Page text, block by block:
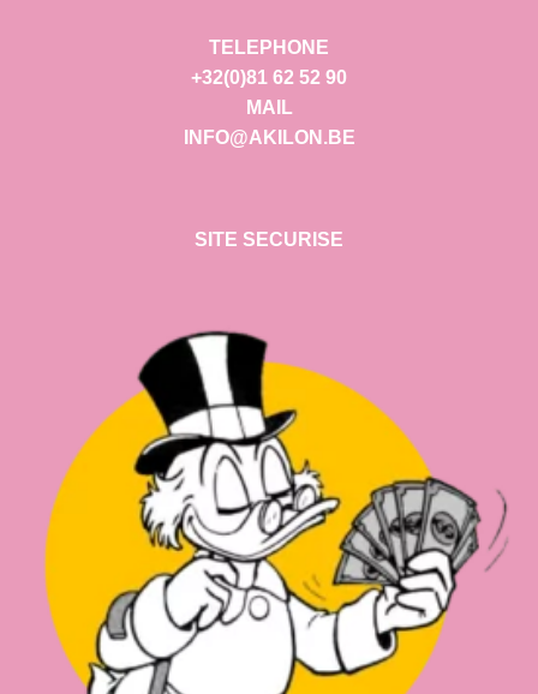
TELEPHONE
+32(0)81 62 52 90
MAIL
INFO@AKILON.BE
SITE SECURISE